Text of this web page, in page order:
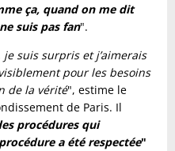
ça, quand on me dit
suis pas fan".
je suis surpris et j’aimerais
visiblement pour les besoins
de la vérité", estime le
de Paris. Il
procédures qui
a été respectée"